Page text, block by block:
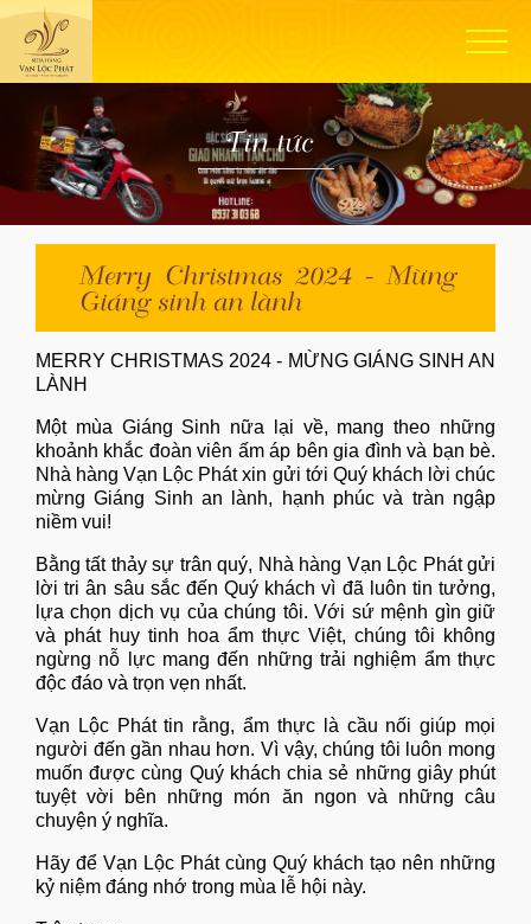
Tin tức
Merry Christmas 2024 - Mừng
Giáng sinh an lành
MERRY CHRISTMAS 2024 - MỪNG GIÁNG SINH AN
LÀNH
Một mùa Giáng Sinh nữa lại về, mang theo những
khoảnh khắc đoàn viên ấm áp bên gia đình và bạn bè.
Nhà hàng Vạn Lộc Phát xin gửi tới Quý khách lời chúc
mừng Giáng Sinh an lành, hạnh phúc và tràn ngập
niềm vui!
Bằng tất thảy sự trân quý, Nhà hàng Vạn Lộc Phát gửi
lời tri ân sâu sắc đến Quý khách vì đã luôn tin tưởng,
lựa chọn dịch vụ của chúng tôi. Với sứ mệnh gìn giữ
và phát huy tinh hoa ẩm thực Việt, chúng tôi không
ngừng nỗ lực mang đến những trải nghiệm ẩm thực
độc đáo và trọn vẹn nhất.
Vạn Lộc Phát tin rằng, ẩm thực là cầu nối giúp mọi
người đến gần nhau hơn. Vì vậy, chúng tôi luôn mong
muốn được cùng Quý khách chia sẻ những giây phút
tuyệt vời bên những món ăn ngon và những câu
chuyện ý nghĩa.
Hãy để Vạn Lộc Phát cùng Quý khách tạo nên những
kỷ niệm đáng nhớ trong mùa lễ hội này.